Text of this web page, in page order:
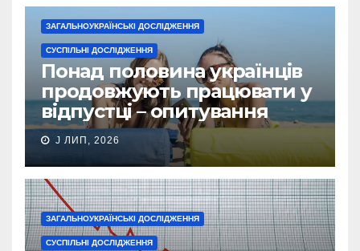
ЗАГАЛЬНОУКРАЇНСЬКІ ДОСЛІДЖЕННЯ
СУСПІЛЬНІ ДОСЛІДЖЕННЯ
Понад половина українців
продовжують працювати у
відпустці – опитування
J ЛИП, 2026
ЗАГАЛЬНОУКРАЇНСЬКІ ДОСЛІДЖЕННЯ
СУСПІЛЬНІ ДОСЛІДЖЕННЯ